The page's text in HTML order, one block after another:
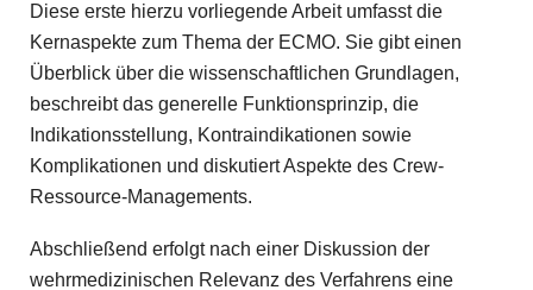
Diese erste hierzu vorliegende Arbeit umfasst die
Kernaspekte zum Thema der ECMO. Sie gibt einen
Überblick über die wissenschaftlichen Grundlagen,
beschreibt das generelle Funktionsprinzip, die
Indikationsstellung, Kontraindikationen sowie
Komplikationen und diskutiert Aspekte des Crew-
Ressource-Managements.
Abschließend erfolgt nach einer Diskussion der
wehrmedizinischen Relevanz des Verfahrens eine